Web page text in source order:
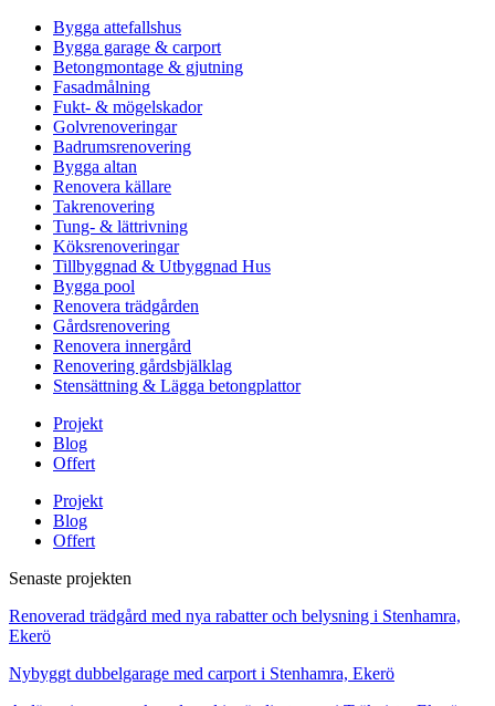
Bygga attefallshus
Bygga garage & carport
Betongmontage & gjutning
Fasadmålning
Fukt- & mögelskador
Golvrenoveringar
Badrumsrenovering
Bygga altan
Renovera källare
Takrenovering
Tung- & lättrivning
Köksrenoveringar
Tillbyggnad & Utbyggnad Hus
Bygga pool
Renovera trädgården
Gårdsrenovering
Renovera innergård
Renovering gårdsbjälklag
Stensättning & Lägga betongplattor
Projekt
Blog
Offert
Projekt
Blog
Offert
Senaste projekten
Renoverad trädgård med nya rabatter och belysning i Stenhamra,
Ekerö
Nybyggt dubbelgarage med carport i Stenhamra, Ekerö